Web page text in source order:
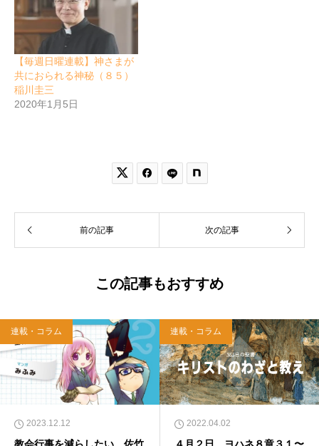
【毎週日曜連載】神さまが
共におられる神秘（８５）
稲川圭三
2020年1月5日
 
前の記事 次の記事
この記事もおすすめ
連載・コラム
2023.12.12
教会行事を減らしたい 佐竹
連載・コラム
2022.04.02
４月２日 ヨハネ８章３１〜